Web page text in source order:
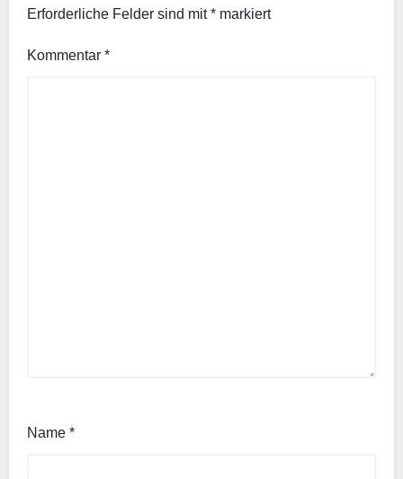
Erforderliche Felder sind mit* markiert
Kommentar *
Name *